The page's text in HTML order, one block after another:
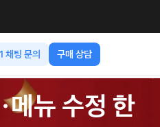
채팅 문의 구매 상담
메뉴 수정 한